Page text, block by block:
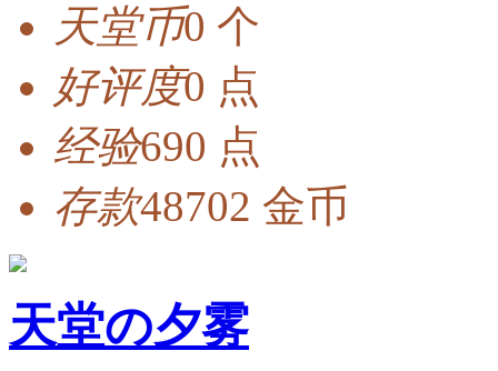
天堂币0 个
好评度0 点
经验690 点
存款48702 金币
天堂の夕雾